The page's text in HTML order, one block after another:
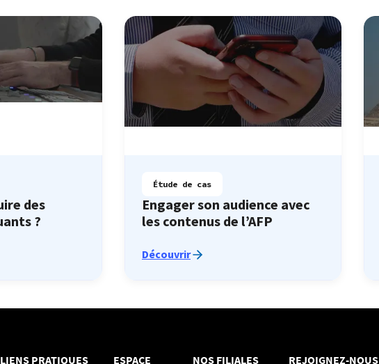
des
?
Étude de cas
Engager son audience avec
les contenus de l’AFP
Découvrir
LIENS PRATIQUES ESPACE NOS FILIALES REJOIGNEZ-NOUS